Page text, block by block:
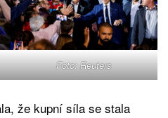
Foto: Reuters
že kupní síla se stala